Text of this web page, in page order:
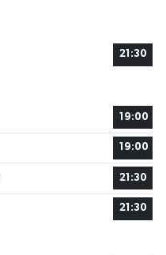
21:30
19:00
19:00
21:30
21:30